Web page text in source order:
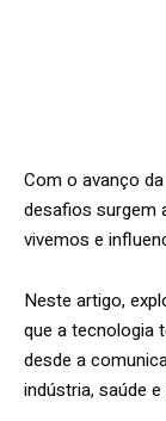
Com o avanço
desafios surgem
vivemos e
Neste artigo,
que a tecnologia
desde a
indústria, saúde